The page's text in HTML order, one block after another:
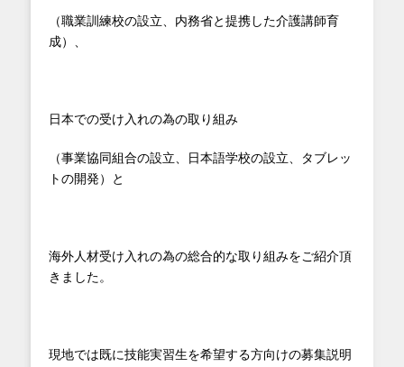
（職業訓練校の設立、内務省と提携した介護講師育
成）、
日本での受け入れの為の取り組み
（事業協同組合の設立、日本語学校の設立、タブレッ
トの開発）と
海外人材受け入れの為の総合的な取り組みをご紹介頂
きました。
現地では既に技能実習生を希望する方向けの募集説明